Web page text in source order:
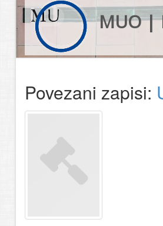
MUO |
Povezani zapisi: